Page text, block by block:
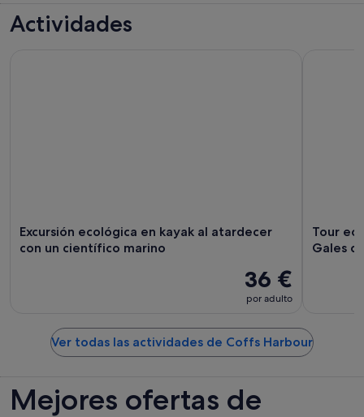
Actividades
Excursión ecológica en kayak al atardecer
con un científico marino
36 €
por adulto
Tour
Gales
Ver todas las actividades de Coffs Harbour
Mejores ofertas de